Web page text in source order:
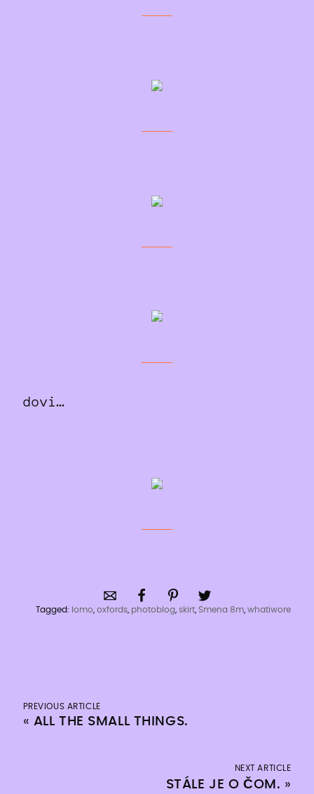
dovi…
Tagged: lomo ,oxfords photoblog ,skirt ,Smena 8m ,whatiwore
PREVIOUS ARTICLE
« ALL THE SMALL THINGS.
NEXT ARTICLE
STÁLE JE O ČOM. »